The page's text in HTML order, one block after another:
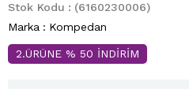
Stok Kodu
(6160230006)
Marka : Kompedan
2.ÜRÜNE % 50 İNDİRİM